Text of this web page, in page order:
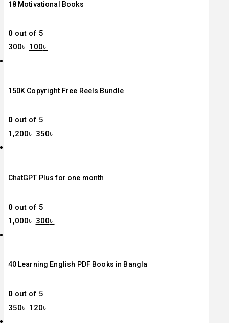
18 Motivational Books
0out of 5
300৳ 100৳
150K Copyright Free Reels Bundle
0out of 5
1,200৳ 350৳
ChatGPT Plus for one month
0out of 5
1,000৳ 300৳
40 Learning English PDF Books in Bangla
0out of 5
350৳ 120৳